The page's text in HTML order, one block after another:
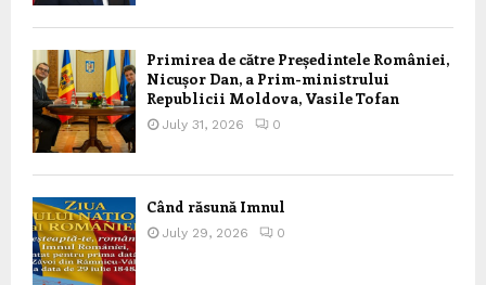
Primirea de către Președintele României,
Nicușor Dan, a Prim-ministrului
Republicii Moldova, Vasile Tofan
July 31, 2026 0
Când răsună Imnul
July 29, 2026 0